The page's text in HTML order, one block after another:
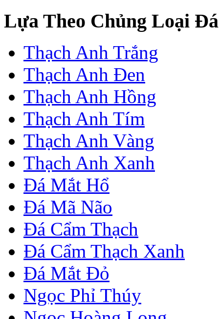
Lựa Theo Chủng Loại Đá
Thạch Anh Trắng
Thạch Anh Đen
Thạch Anh Hồng
Thạch Anh Tím
Thạch Anh Vàng
Thạch Anh Xanh
Đá Mắt Hổ
Đá Mã Não
Đá Cẩm Thạch
Đá Cẩm Thạch Xanh
Đá Mắt Đỏ
Ngọc Phỉ Thúy